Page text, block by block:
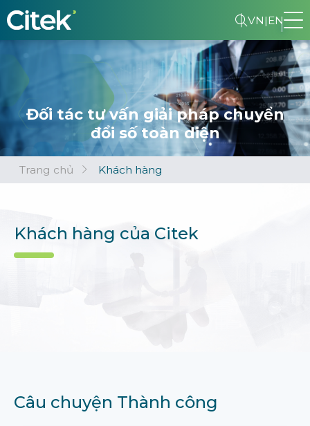
VN|EN
Đối tác tư vấn giải pháp chuyển
đổi số toàn diện
Trang chủ Khách hàng
Khách hàng của Citek
Câu chuyện Thành công